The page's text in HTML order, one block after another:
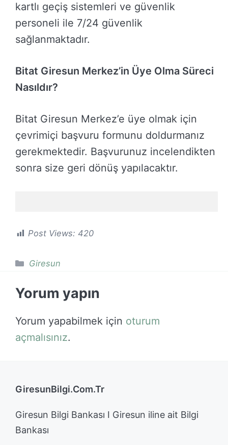
kartlı geçiş sistemleri ve güvenlik
personeli ile 7/24 güvenlik
sağlanmaktadır.
Bitat Giresun Merkez’in Üye Olma Süreci
Nasıldır?
Bitat Giresun Merkez’e üye olmak için
çevrimiçi başvuru formunu doldurmanız
gerekmektedir. Başvurunuz incelendikten
sonra size geri dönüş yapılacaktır.
Post Views: 420
Kategoriler
Giresun
Yorum yapın
Yorum yapabilmek için oturum
açmalısınız.
GiresunBilgi.Com.Tr
Giresun Bilgi Bankası I Giresun iline ait Bilgi
Bankası